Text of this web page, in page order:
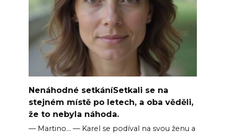
Nenáhodné setkáníSetkali se na
stejném místě po letech, a oba věděli,
že to nebyla náhoda.
— Martino… — Karel se podíval na svou ženu a